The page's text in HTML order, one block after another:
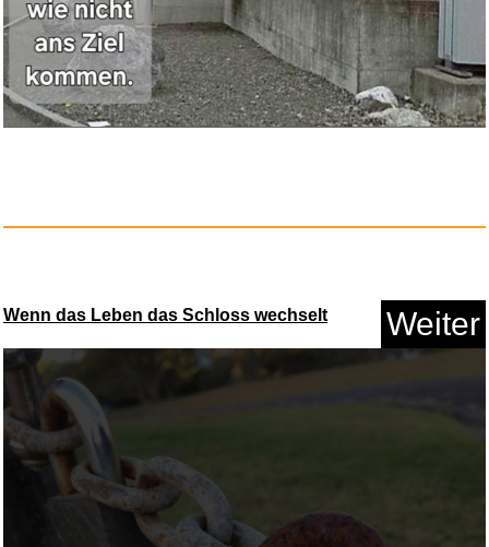
Anzeige
Malen Nach Zahlen Cocktail,
Ma...
Wenn das Leben das Schloss wechselt Weiter